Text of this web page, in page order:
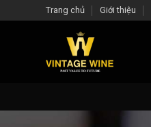
to
Trang chủ Giới thiệu